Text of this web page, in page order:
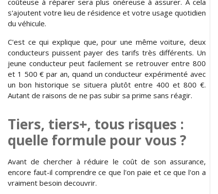
coûteuse à réparer sera plus onéreuse à assurer. À cela
s'ajoutent votre lieu de résidence et votre usage quotidien
du véhicule.
C'est ce qui explique que, pour une même voiture, deux
conducteurs puissent payer des tarifs très différents. Un
jeune conducteur peut facilement se retrouver entre 800
et 1 500 € par an, quand un conducteur expérimenté avec
un bon historique se situera plutôt entre 400 et 800 €.
Autant de raisons de ne pas subir sa prime sans réagir.
Tiers, tiers+, tous risques :
quelle formule pour vous ?
Avant de chercher à réduire le coût de son assurance,
encore faut-il comprendre ce que l'on paie et ce que l'on a
vraiment besoin decouvrir.